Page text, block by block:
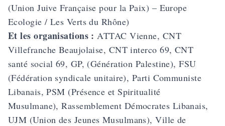
(Union Juive Française pour la Paix) – Europe
Ecologie / Les Verts du Rhône)
Et les organisations : ATTAC Vienne, CNT
Villefranche Beaujolaise, CNT interco 69, CNT
santé social 69, GP, (Génération Palestine), FSU
(Fédération syndicale unitaire), Parti Communiste
Libanais, PSM (Présence et Spiritualité
Musulmane), Rassemblement Démocrates Libanais,
UJM (Union des Jeunes Musulmans), Ville de